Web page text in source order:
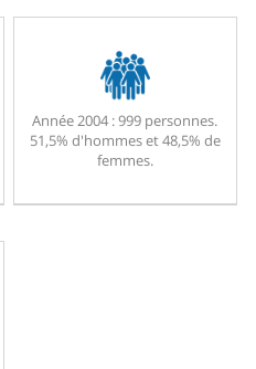
Année 2004 :999 personnes.
51,5% d'hommes et 48,5% de
femmes.